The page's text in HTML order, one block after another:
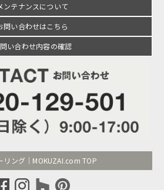
ンテナンスについて
問い合わせはこちら
い合わせ内容の確認
リング｜MOKUZAI.com TOP